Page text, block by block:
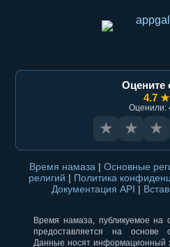
Оцените
4.7 ★
Оценили:
★ ★ ★
Время намаза | Основные
религий | Политика
Документация API |
Время намаза, публикуемое на
предоставляется на основе
Данные носят информационный